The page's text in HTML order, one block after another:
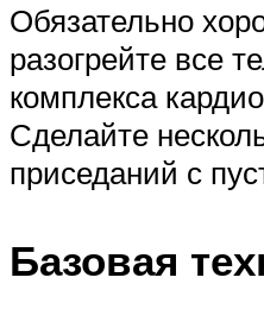
Обязательно
разогрейте все
комплекса
Сделайте
приседаний с
Базовая